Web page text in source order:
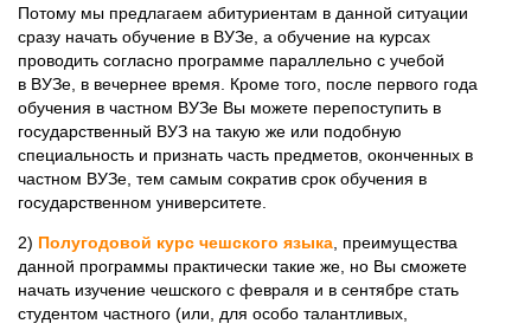
Потому мы предлагаем абитуриентам в данной ситуации
сразу начать обучение в ВУЗе, а обучение на курсах
проводить согласно программе параллельно с учебой
в ВУЗе, в вечернее время. Кроме того, после первого года
обучения в частном ВУЗе Вы можете перепоступить в
государственный ВУЗ на такую же или подобную
специальность и признать часть предметов, оконченных в
частном ВУЗе, тем самым сократив срок обучения в
государственном университете.
2) Полугодовой курс чешского языка , преимущества
данной программы практически такие же, но Вы сможете
начать изучение чешского с февраля и в сентябре стать
студентом частного (или, для особо талантливых,